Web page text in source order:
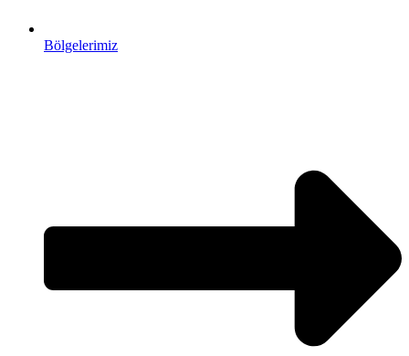
Bölgelerimiz